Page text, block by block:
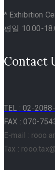
* Exhibition
평일 10:00-
Contact
TEL : 02-
FAX : 070-
E-mail :
Tax :